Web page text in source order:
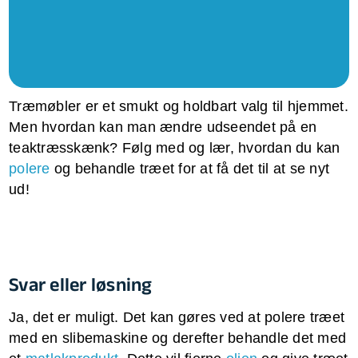
Træmøbler er et smukt og holdbart valg til hjemmet.
Men hvordan kan man ændre udseendet på en
teaktræsskænk? Følg med og lær, hvordan du kan
polere og behandle træet for at få det til at se nyt
ud!
Svar eller løsning
Ja, det er muligt. Det kan gøres ved at polere træet
med en slibemaskine og derefter behandle det med